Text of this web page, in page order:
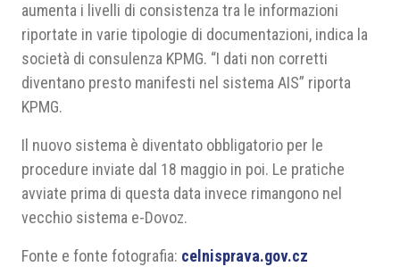
aumenta i livelli di consistenza tra le informazioni
riportate in varie tipologie di documentazioni, indica la
società di consulenza KPMG. “I dati non corretti
diventano presto manifesti nel sistema AIS” riporta
KPMG.
Il nuovo sistema è diventato obbligatorio per le
procedure inviate dal 18 maggio in poi. Le pratiche
avviate prima di questa data invece rimangono nel
vecchio sistema e-Dovoz.
Fonte e fonte fotografia: celnisprava.gov.cz